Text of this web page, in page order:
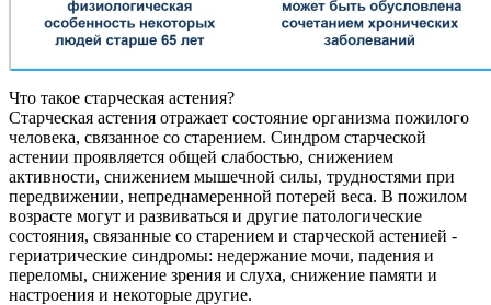
Что такое старческая астения?
Старческая астения отражает состояние организма пожилого
человека, связанное со старением. Синдром старческой
астении проявляется общей слабостью, снижением
активности, снижением мышечной силы, трудностями при
передвижении, непреднамеренной потерей веса. В пожилом
возрасте могут и развиваться и другие патологические
состояния, связанные со старением и старческой астенией -
гериатрические синдромы: недержание мочи, падения и
переломы, снижение зрения и слуха, снижение памяти и
настроения и некоторые другие.